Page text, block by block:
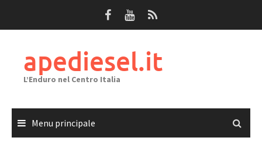
apediesel.it
L’Enduro nel Centro Italia
Menu principale